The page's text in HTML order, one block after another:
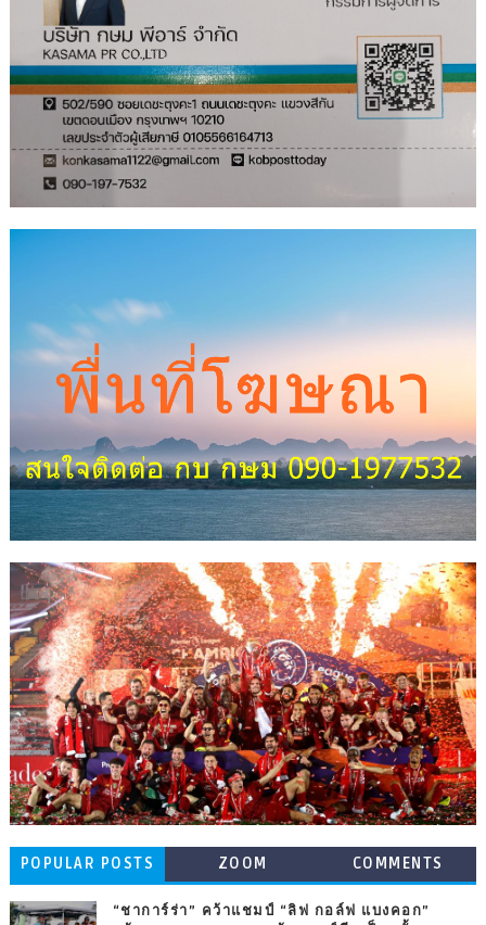
POPULAR POSTS ZOOM COMMENTS
“ชาการ์ร่า” คว้าแชมป์ “ลิฟ กอล์ฟ แบงคอก”